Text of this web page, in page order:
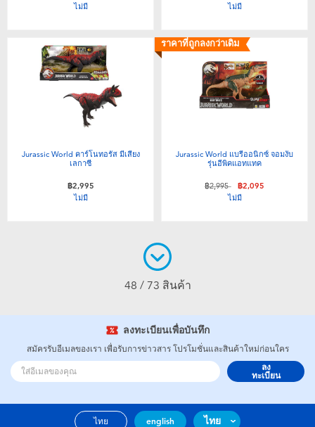
ไม่มี ไม่มี
Jurassic World คาร์โนทอรัส มีเสียง
เลกาซี
฿2,995
ไม่มี
ราคาที่ถูกลงกว่าเดิม
Jurassic World แบรีออนิกซ์ จอมงับ
รุ่นอีพิคแอทแทค
ลดราคาจาก
฿2,995ถึง฿2,095
ไม่มี
48 / 73 สินค้า
ลงทะเบียนเพื่อบันทึก
สมัครรับอีเมลของเรา เพื่อรับการข่าวสาร โปรโมชั่นและสินค้าใหม่ก่อนใคร
ลง
ทะเบียน
ไทย english ไทย